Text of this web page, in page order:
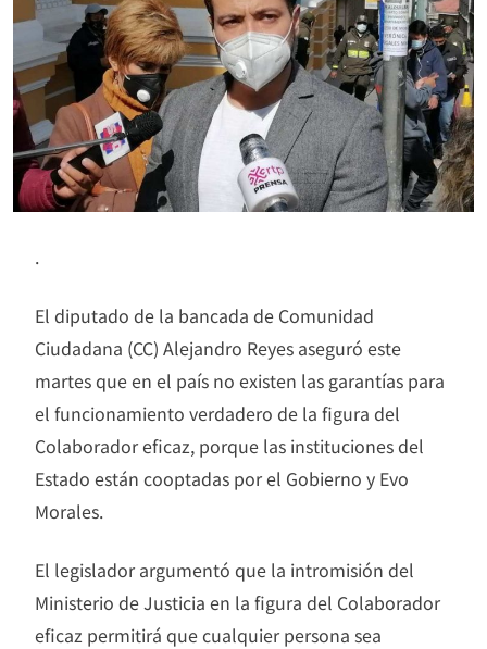
.
El diputado de la bancada de Comunidad
Ciudadana (CC) Alejandro Reyes aseguró este
martes que en el país no existen las garantías para
el funcionamiento verdadero de la figura del
Colaborador eficaz, porque las instituciones del
Estado están cooptadas por el Gobierno y Evo
Morales.
El legislador argumentó que la intromisión del
Ministerio de Justicia en la figura del Colaborador
eficaz permitirá que cualquier persona sea